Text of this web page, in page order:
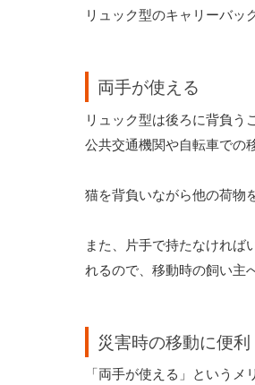
リュック型のキャリーバッ
両手が使える
リュック型は後ろに背負う
公共交通機関や自転車での
猫を背負いながら他の荷物
また、片手で持たなければ
れるので、移動時の飼い主
災害時の移動に便利
「両手が使える」というメ